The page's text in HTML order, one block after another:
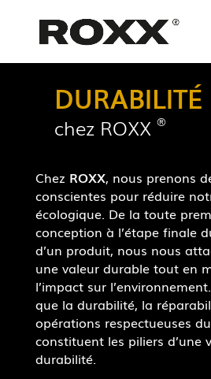
DURABILITÉ
chez ROXX ®
Chez ROXX, nous prenons
conscientes pour réduire
écologique. De la toute
conception à l’étape finale
d’un produit, nous nous
une valeur durable tout en
l’impact sur
que la durabilité, la
opérations respectueuses
constituent les piliers d’une
durabilité.